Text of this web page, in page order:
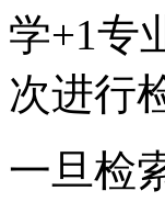
学+1专
次进行
一旦检